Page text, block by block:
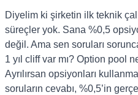
Diyelim ki şirketin ilk teknik
süreçler yok. Sana %0,5
değil. Ama sen soruları
1 yıl cliff var mı? Option pool
Ayrılırsan opsiyonları
soruların cevabı, %0,5’in